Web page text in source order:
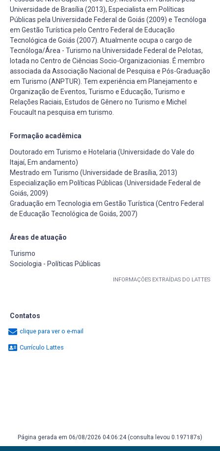
Universidade de Brasília (2013), Especialista em Políticas
Públicas pela Universidade Federal de Goiás (2009) e Tecnóloga
em Gestão Turística pelo Centro Federal de Educação
Tecnológica de Goiás (2007). Atualmente ocupa o cargo de
Tecnóloga/Área - Turismo na Universidade Federal de Pelotas,
lotada no Centro de Ciências Socio-Organizacionias. É membro
associada da Associação Nacional de Pesquisa e Pós-Graduação
em Turismo (ANPTUR). Tem experiência em Planejamento e
Organização de Eventos, Turismo e Educação, Turismo e
Relações Raciais, Estudos de Gênero no Turismo e Michel
Foucault na pesquisa em turismo.
Formação acadêmica
Doutorado em Turismo e Hotelaria (Universidade do Vale do
Itajaí, Em andamento)
Mestrado em Turismo (Universidade de Brasília, 2013)
Especialização em Políticas Públicas (Universidade Federal de
Goiás, 2009)
Graduação em Tecnologia em Gestão Turística (Centro Federal
de Educação Tecnológica de Goiás, 2007)
Áreas de atuação
Turismo
Sociologia - Políticas Públicas
INFORMAÇÕES EXTRAÍDAS DO LATTES
Contatos
clique para ver o e-mail
Currículo Lattes
Página gerada em 06/08/2026 04:06:24 (consulta levou 0.197187s)